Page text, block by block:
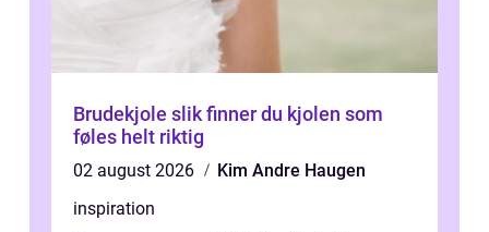
Brudekjole slik finner du kjolen som
føles helt riktig
02 august 2026
Kim Andre Haugen
inspiration